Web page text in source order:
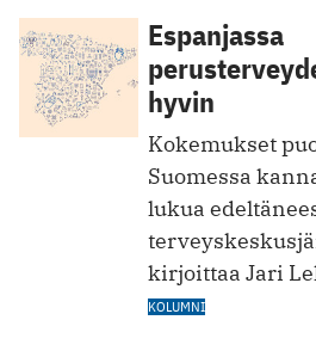
Espanjassa
hyvin
Kokemukset
Suomessa
lukua
kirjoittaa Jari
KOLUMNI